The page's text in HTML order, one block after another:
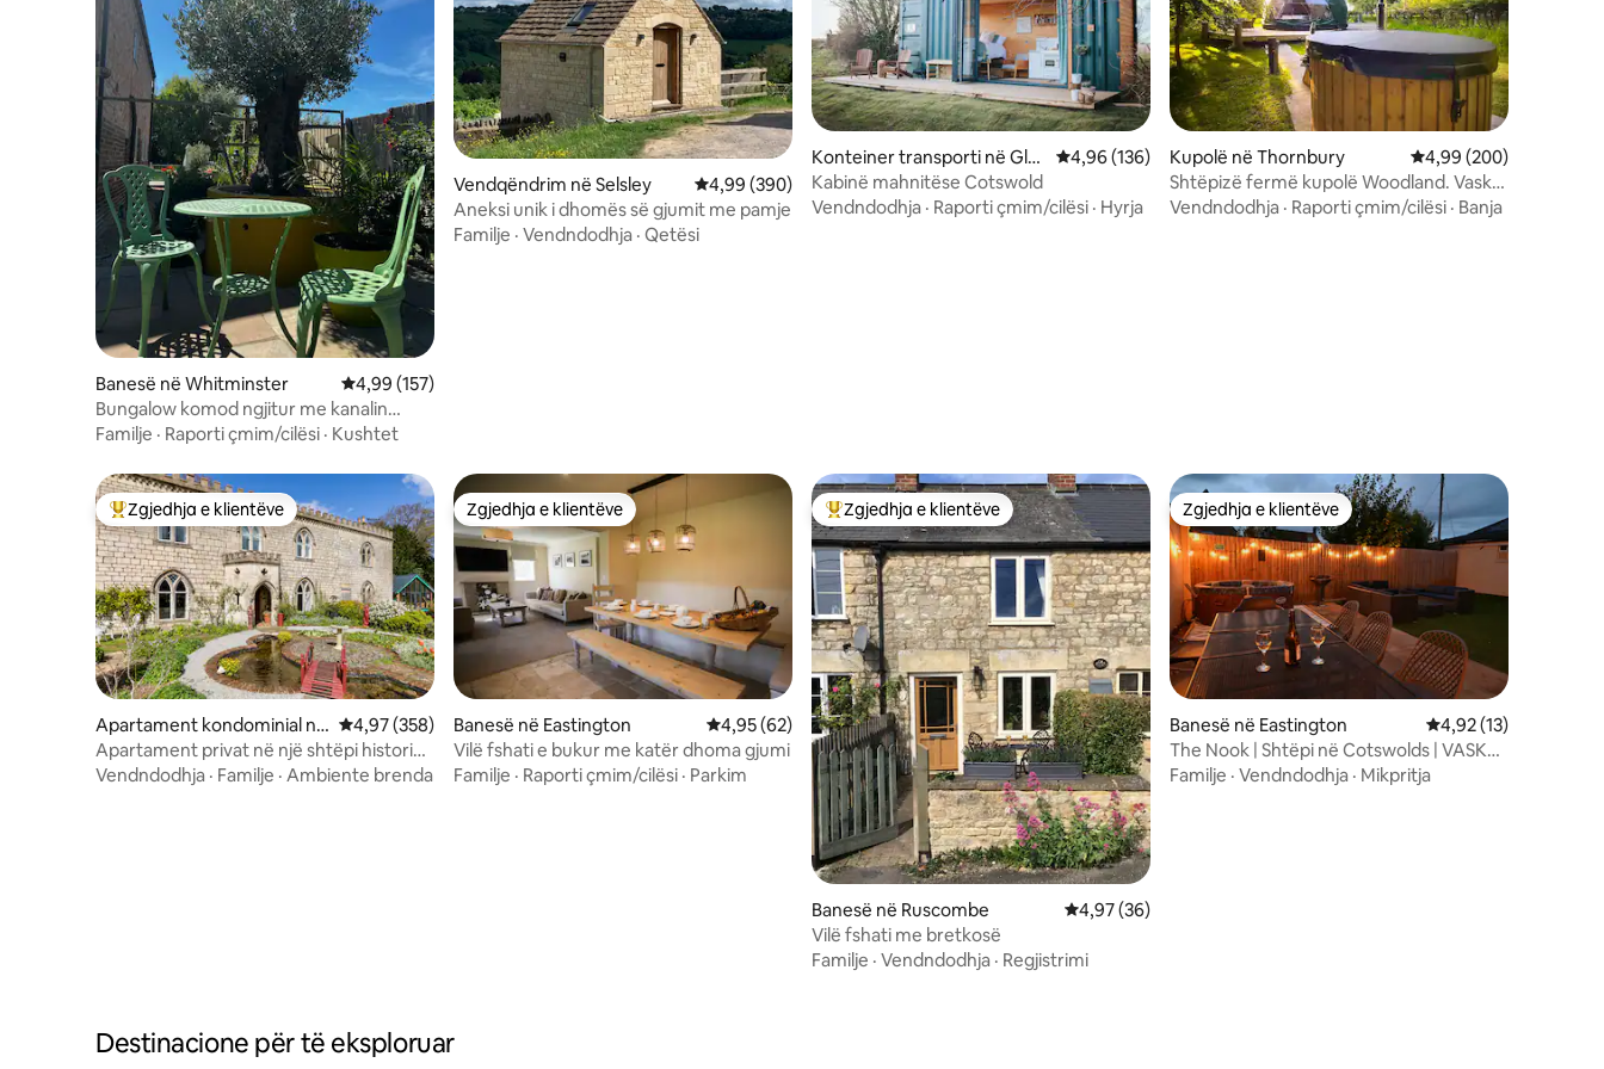
Banesë në Whitminster Vlerësimi mesatar 4,99 nga 5, 157 vlerësime
4,99 (157)
Bungalow komod ngjitur me kanalin
Stroudwater.
Familje · Raporti çmim/cilësi · Kushtet
Vendqëndrim në Selsley Vlerësimi mesatar 4,99 nga 5, 390 vlerësime
4,99 (390)
Aneksi unik i dhomës së gjumit me pamje
Familje · Vendndodhja · Qetësi
Konteiner transporti në Glo
ucestershire
Vlerësimi mesatar 4,96 nga 5, 136 vlerësime
4,96 (136)
Kabinë mahnitëse Cotswold
Vendndodhja · Raporti çmim/cilësi · Hyrja
Kupolë në Thornbury Vlerësimi mesatar
4,99 (200)
Shtëpizë fermë kupolë Woodland. Vaskë
me hidromasazh. arratisje luksoze
Vendndodhja · Raporti çmim/cilësi · Banja
Më të mirat e zgjedhjeve të klientëve
Zgjedhja e klientëve
Apartament kondominial në
Gloucestershire
Vlerësimi mesatar 4,97 nga 5, 358 vlerësime
4,97 (358)
Apartament privat në një shtëpi historike
mahnitëse
Vendndodhja · Familje · Ambiente brenda
Zgjedhja e klientëve
Zgjedhja e klientëve
Banesë në Eastington Vlerësimi mesatar 4,95 nga 5, 62 vlerësime
4,95 (62)
Vilë fshati e bukur me katër dhoma gjumi
Familje · Raporti çmim/cilësi · Parkim
Më të mirat e zgjedhjeve të klientëve
Zgjedhja e klientëve
Banesë në Ruscombe Vlerësimi mesatar 4,97 nga 5, 36 vlerësime
4,97 (36)
Vilë fshati me bretkosë
Familje · Vendndodhja · Regjistrimi
Zgjedhja e klientëve
Zgjedhja e klientëve
Banesë në Eastington Vlerësimi mesatar
4,92 (13)
The Nook | Shtëpi në Cotswolds | VASKË
ME UJË TË NXEHTË | Për 9 persona
Familje · Vendndodhja · Mikpritja
Destinacione për të eksploruar